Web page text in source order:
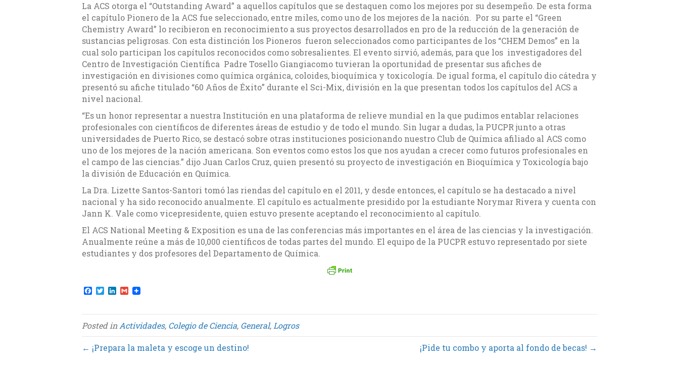
La ACS otorga el “Outstanding Award” a aquellos capítulos que se destaquen como los mejores por su desempeño. De esta forma
el capítulo Pionero de la ACS fue seleccionado, entre miles, como uno de los mejores de la nación. Por su parte el “Green
Chemistry Award” lo recibieron en reconocimiento a sus proyectos desarrollados en pro de la reducción de la generación de
sustancias peligrosas. Con esta distinción los Pioneros fueron seleccionados como participantes de los “CHEM Demos” en la
cual solo participan los capítulos reconocidos como sobresalientes. El evento sirvió, además, para que los investigadores del
Centro de Investigación Científica Padre Tosello Giangiacomo tuvieran la oportunidad de presentar sus afiches de
investigación en divisiones como química orgánica, coloides, bioquímica y toxicología. De igual forma, el capítulo dio cátedra y
presentó su afiche titulado “60 Años de Éxito” durante el Sci-Mix, división en la que presentan todos los capítulos del ACS a
nivel nacional.
“Es un honor representar a nuestra Institución en una plataforma de relieve mundial en la que pudimos entablar relaciones
profesionales con científicos de diferentes áreas de estudio y de todo el mundo. Sin lugar a dudas, la PUCPR junto a otras
universidades de Puerto Rico, se destacó sobre otras instituciones posicionando nuestro Club de Química afiliado al ACS como
uno de los mejores de la nación americana. Son eventos como estos los que nos ayudan a crecer como futuros profesionales en
el campo de las ciencias.” dijo Juan Carlos Cruz, quien presentó su proyecto de investigación en Bioquímica y Toxicología bajo
la división de Educación en Química.
La Dra. Lizette Santos-Santori tomó las riendas del capítulo en el 2011, y desde entonces, el capítulo se ha destacado a nivel
nacional y ha sido reconocido anualmente. El capítulo es actualmente presidido por la estudiante Norymar Rivera y cuenta con
Jann K. Vale como vicepresidente, quien estuvo presente aceptando el reconocimiento al capítulo.
El ACS National Meeting & Exposition es una de las conferencias más importantes en el área de las ciencias y la investigación.
Anualmente reúne a más de 10,000 científicos de todas partes del mundo. El equipo de la PUCPR estuvo representado por siete
estudiantes y dos profesores del Departamento de Química.
F
e
b
o
o
k
T
t
t
e
r
L
k
e
d
I
n
G
i
l
Posted inActividades, Colegio de Ciencia, General,Logros
← ¡Prepara la maleta y escoge un destino! ¡Pide tu combo y aporta al fondo de becas! →